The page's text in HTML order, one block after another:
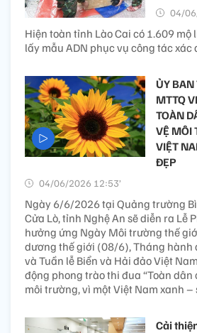
04/
Hiện toàn tỉnh Lào Cai có 1.609 mộ
lấy mẫu ADN phục vụ công tác
ỦY BAN
MTTQ
TOÀN
VỆ MÔI
VIỆT
ĐẸP
04/06/2026 12:53’
Ngày 6/6/2026 tại Quảng trường
Cửa Lò, tỉnh Nghệ An sẽ diễn ra Lễ
hưởng ứng Ngày Môi trường thế
dương thế giới (08/6), Tháng hành
và Tuần lễ Biển và Hải đảo Việt
động phong trào thi đua “Toàn
môi trường, vì một Việt Nam xanh –
Cải